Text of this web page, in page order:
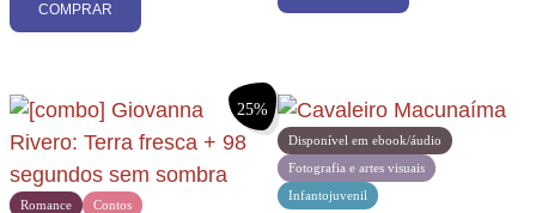
COMPRAR
25%
Contos
Romance
Disponível em ebook/áudio
Fotografia e artes visuais
Infantojuvenil